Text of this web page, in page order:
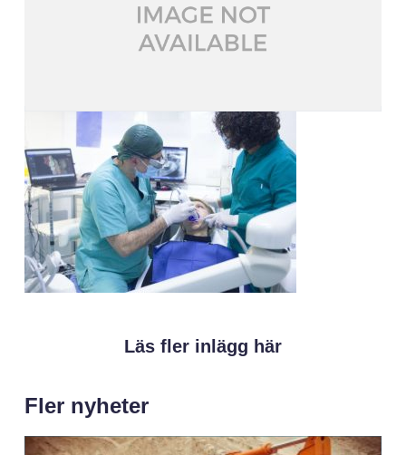
Läs fler inlägg här
Fler nyheter